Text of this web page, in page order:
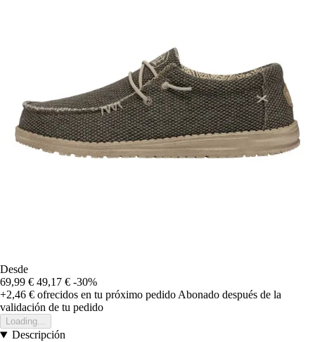
Desde
69,99 € 49,17 € -30%
+2,46 € ofrecidos en tu próximo pedido Abonado después de la
validación de tu pedido
Loading...
Descripción